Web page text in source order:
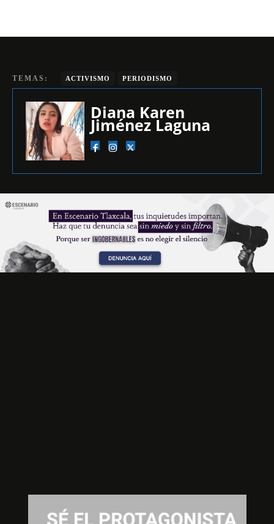
TEMAS: ACTIVISMO PERIODISMO
Diana Karen
Jiménez Laguna